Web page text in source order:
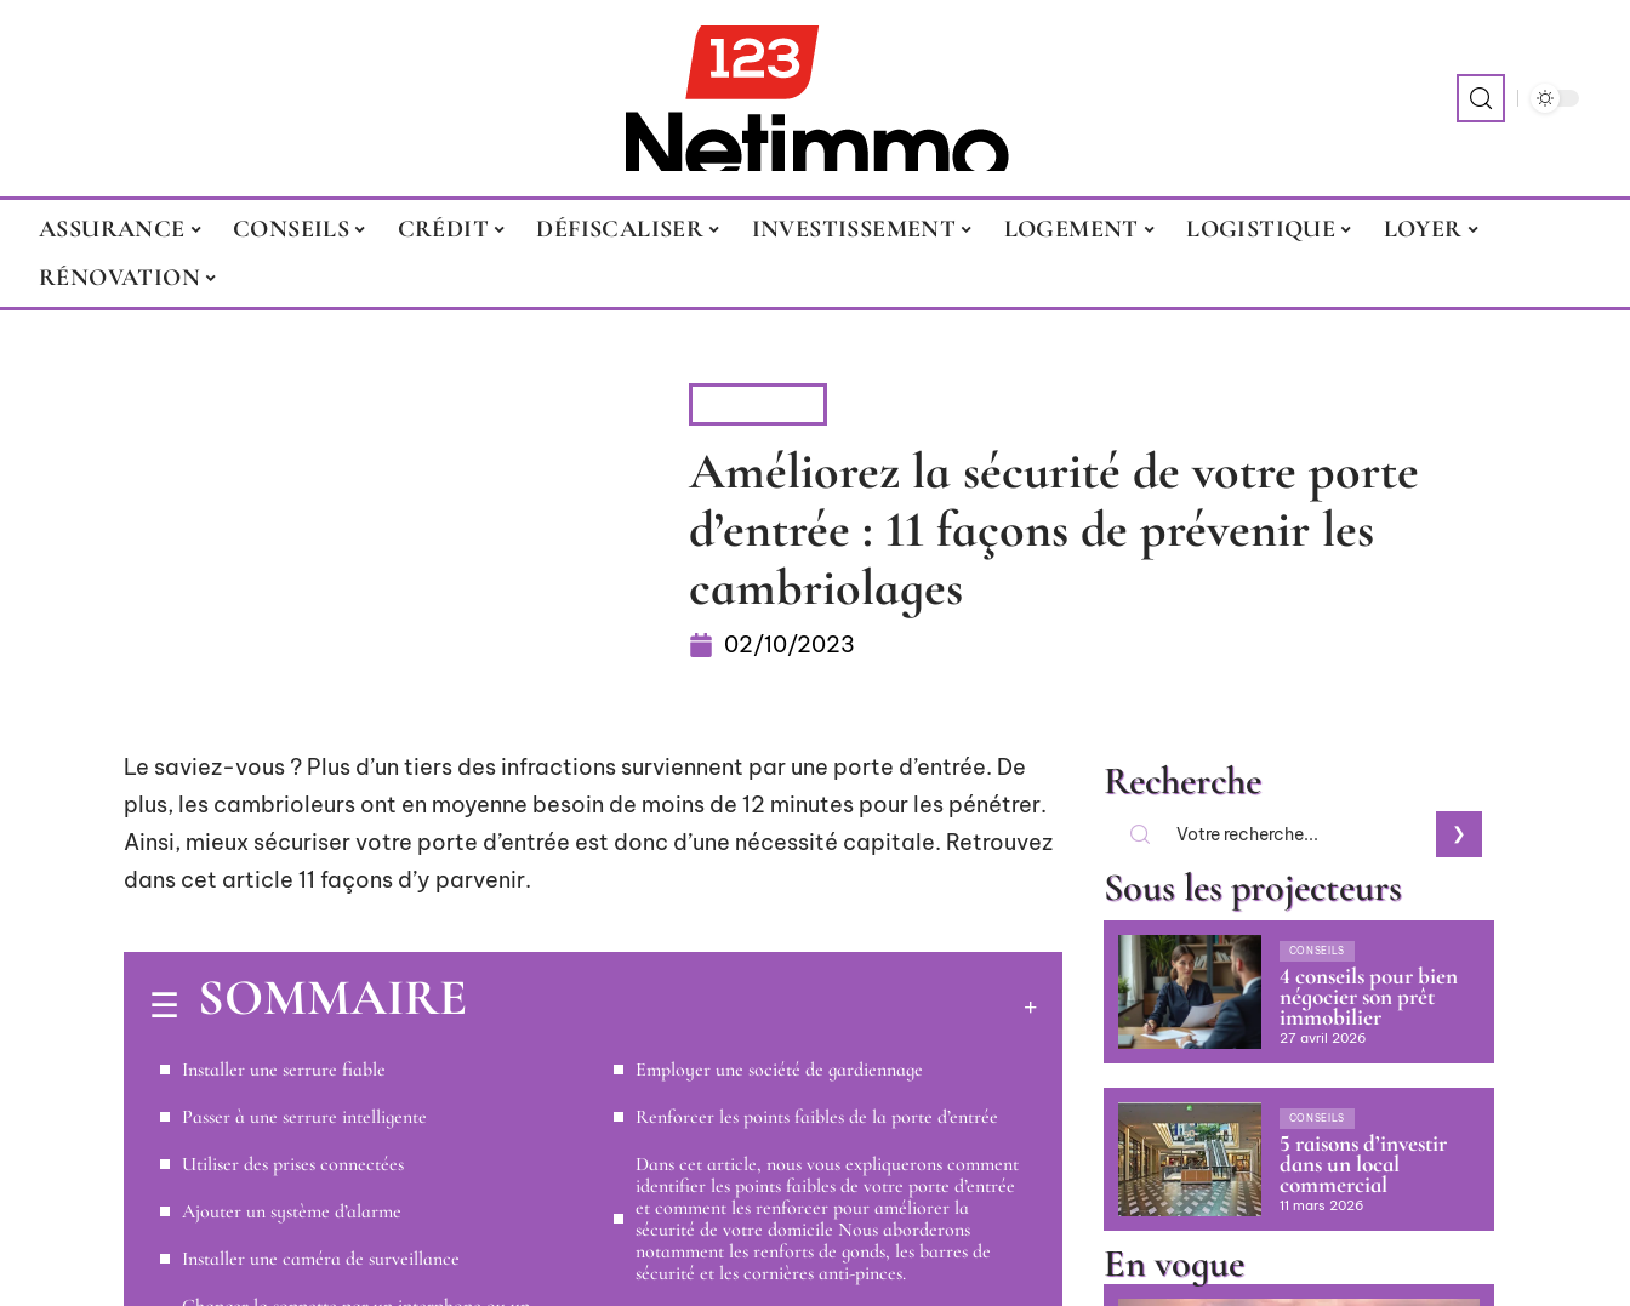
ASSURANCE CONSEILS CRÉDIT DÉFISCALISER INVESTISSEMENT LOGEMENT LOGISTIQUE
LOYER
RÉNOVATION
Améliorez la sécurité de votre porte
d’entrée : 11 façons de prévenir les
cambriolages
02/10/2023
Le saviez-vous ? Plus d’un tiers des infractions surviennent par une porte d’entrée. De
plus, les cambrioleurs ont en moyenne besoin de moins de 12 minutes pour les pénétrer.
Ainsi, mieux sécuriser votre porte d’entrée est donc d’une nécessité capitale. Retrouvez
dans cet article 11 façons d’y parvenir.
SOMMAIRE
Installer une serrure fiable
Passer à une serrure intelligente
Utiliser des prises connectées
Ajouter un système d’alarme
Installer une caméra de surveillance
Employer une société de gardiennage
Renforcer les points faibles de la porte d’entrée
Dans cet article, nous vous expliquerons comment
identifier les points faibles de votre porte d’entrée
et comment les renforcer pour améliorer la
sécurité de votre domicile Nous aborderons
notamment les renforts de gonds, les barres de
sécurité et les cornières anti-pinces.
Recherche
Sous les projecteurs
CONSEILS
4 conseils pour bien
négocier son prêt
immobilier
27 avril 2026
CONSEILS
5 raisons d’investir
dans un local
commercial
11 mars 2026
En vogue